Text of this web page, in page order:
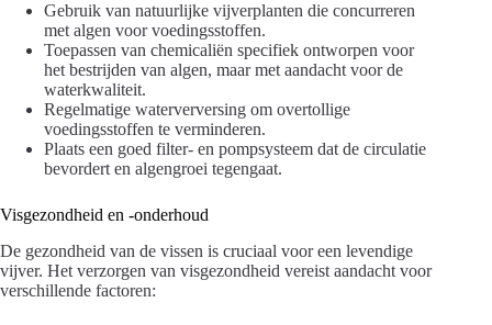
Gebruik van natuurlijke vijverplanten die concurreren
met algen voor voedingsstoffen.
Toepassen van chemicaliën specifiek ontworpen voor
het bestrijden van algen, maar met aandacht voor de
waterkwaliteit.
Regelmatige waterverversing om overtollige
voedingsstoffen te verminderen.
Plaats een goed filter- en pompsysteem dat de circulatie
bevordert en algengroei tegengaat.
Visgezondheid en -onderhoud
De gezondheid van de vissen is cruciaal voor een levendige
vijver. Het verzorgen van visgezondheid vereist aandacht voor
verschillende factoren: